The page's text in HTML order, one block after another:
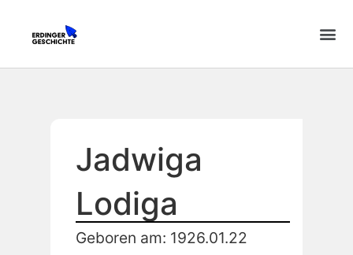
Jadwiga
Lodiga
Geboren am: 1926.01.22